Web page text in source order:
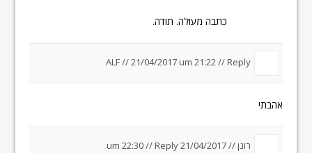
כתבה מעולה. תודה.
ALF //21/04/2017 um 21:22//Reply
אהבתי
רונן //21/04/2017 um 22:30
//Reply